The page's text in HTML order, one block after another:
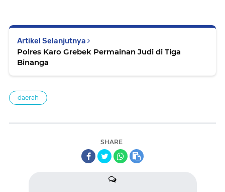
Artikel Selanjutnya
Polres Karo Grebek Permainan Judi di Tiga
Binanga
daerah
SHARE